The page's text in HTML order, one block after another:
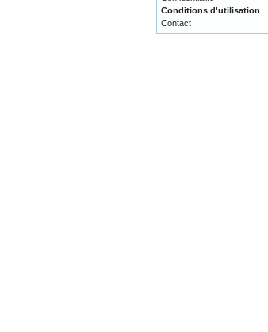
Conditions d'utilisation
Contact